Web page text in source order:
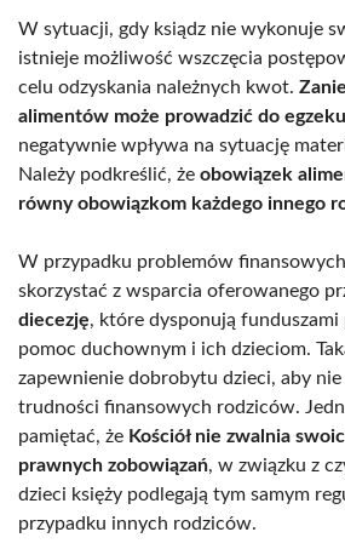
W sytuacji, gdy ksiądz nie wykonuje
istnieje możliwość wszczęcia
celu odzyskania należnych kwot.
alimentów może prowadzić do
negatywnie wpływa na sytuację
Należy podkreślić, że obowiązek
równy obowiązkom każdego innego
W przypadku problemów
skorzystać z wsparcia oferowanego
diecezję, które dysponują funduszami
pomoc duchownym i ich dzieciom.
zapewnienie dobrobytu dzieci, aby
trudności finansowych rodziców.
pamiętać, że Kościół nie zwalnia
prawnych zobowiązań, w związku z
dzieci księży podlegają tym samym
przypadku innych rodziców.